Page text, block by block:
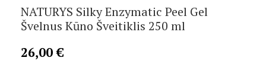
NATURYS Silky Enzymatic Peel Gel
Švelnus Kūno Šveitiklis 250 ml
26,00€